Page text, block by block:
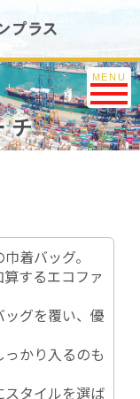
Toggle
MENU
チ
着バッグ。
するエコファ
グを覆い、優
かり入るのも
タイルを選ば